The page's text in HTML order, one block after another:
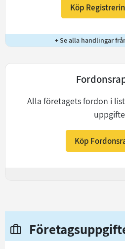
Köp
+ Se alla handlingar
Alla företagets fordon i
Köp